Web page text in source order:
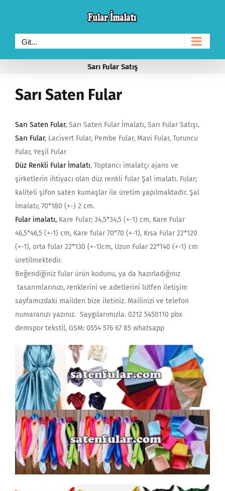
content
Git...
Sarı Fular Satış
Sarı Saten Fular
Sarı Saten Fular, Sarı Saten Fular İmalatı, Sarı Fular Satışı,
Sarı Fular, Lacivert Fular, Pembe Fular, Mavi Fular, Turuncu
Fular, Yeşil Fular
Düz Renkli Fular İmalatı, Toptancı imalatçı ajans ve
şirketlerin ihtiyacı olan düz renkli fular Şal imalatı. Fular;
kaliteli şifon saten kumaşlar ile üretim yapılmaktadır. Şal
İmalatı; 70*180 (+-) 2 cm.
Fular imalatı, Kare Fular; 34,5*34,5 (+-1) cm, Kare Fular
46,5*46,5 (+-1) cm, Kare fular 70*70 (+-1), Kısa Fular 22*120
(+-1), orta fular 22*130 (+-1)cm, Uzun Fular 22*140 (+-1) cm
üretilmektedir.
Beğendiğiniz fular ürün kodunu, ya da hazırladığınız
tasarımlarınızı, renklerini ve adetlerini lütfen iletişim
sayfamızdaki mailden bize iletiniz. Mailinizi ve telefon
numaranızı yazınız. Saygılarımızla. 0212 5450110 pbx
demspor tekstil, GSM: 0554 576 67 85 whatsapp